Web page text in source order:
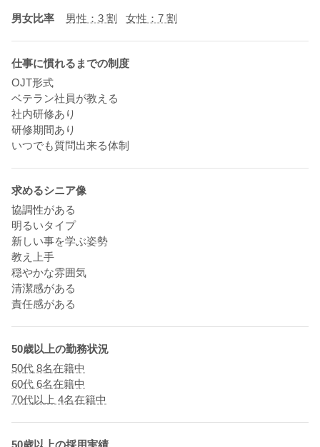
男女比率 男性：3 割 女性：7 割
仕事に慣れるまでの制度
OJT形式
ベテラン社員が教える
社内研修あり
研修期間あり
いつでも質問出来る体制
求めるシニア像
協調性がある
明るいタイプ
新しい事を学ぶ姿勢
教え上手
穏やかな雰囲気
清潔感がある
責任感がある
50歳以上の勤務状況
50代 8名在籍中
60代 6名在籍中
70代以上 4名在籍中
50歳以上の採用実績